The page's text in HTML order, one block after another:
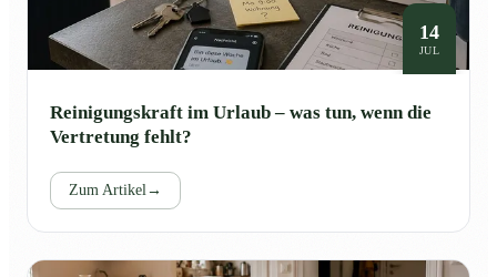
14
JUL
Reinigungskraft im Urlaub – was tun, wenn die
Vertretung fehlt?
Zum Artikel→